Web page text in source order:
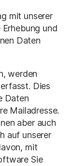
mit unserer
und
Daten
werden
Dies
Daten
Mailadresse.
aber auch
auf unserer
mit
Sie